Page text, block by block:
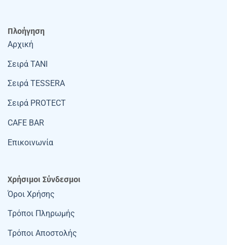
Πλοήγηση
Αρχική
Σειρά TANI
Σειρά TESSERA
Σειρά PROTECT
CAFE BAR
Επικοινωνία
Χρήσιμοι Σύνδεσμοι
Όροι Χρήσης
Τρόποι Πληρωμής
Τρόποι Αποστολής